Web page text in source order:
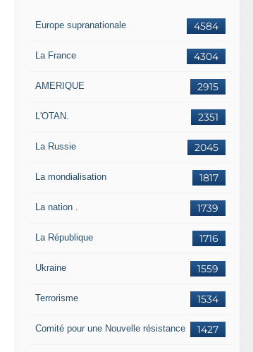
4584
Europe supranationale
4304
La France
2915
AMERIQUE
2351
L'OTAN.
2045
La Russie
1817
La mondialisation
1739
La nation .
1716
La République
1559
Ukraine
1534
Terrorisme
1427
Comité pour une Nouvelle résistance